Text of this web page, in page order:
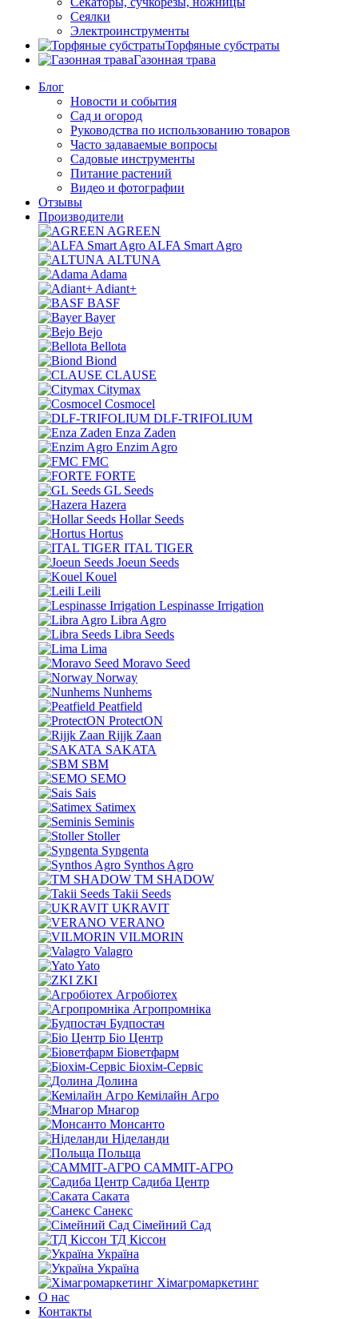
Сеялки
Электроинструменты
Торфяные субстраты
Газонная трава
Блог
Новости и события
Сад и огород
Руководства по использованию товаров
Часто задаваемые вопросы
Садовые инструменты
Питание растений
Видео и фотографии
Отзывы
Производители
AGREEN
ALFA Smart Agro
ALTUNA
Adama
Adiant+
BASF
Bayer
Bejo
Bellota
Biond
CLAUSE
Citymax
Cosmocel
DLF-TRIFOLIUM
Enza Zaden
Enzim Agro
FMC
FORTE
GL Seeds
Hazera
Hollar Seeds
Hortus
ITAL TIGER
Joeun Seeds
Kouel
Leili
Lespinasse Irrigation
Libra Agro
Libra Seeds
Lima
Moravo Seed
Norway
Nunhems
Peatfield
ProtectON
Rijjk Zaan
SAKATA
SBM
SEMO
Sais
Satimex
Seminis
Stoller
Syngenta
Synthos Agro
TM SHADOW
Takii Seeds
UKRAVIT
VERANO
VILMORIN
Valagro
Yato
ZKI
Агробіотех
Агропромніка
Будпостач
Біо Центр
Біоветфарм
Біохім-Сервіс
Долина
Кемілайн Агро
Мнагор
Монсанто
Ніделанди
Польща
САММІТ-АГРО
Садиба Центр
Саката
Санекс
Сімейний Сад
ТД Кіссон
Україна
Україна
Хімагромаркетинг
О нас
Контакты